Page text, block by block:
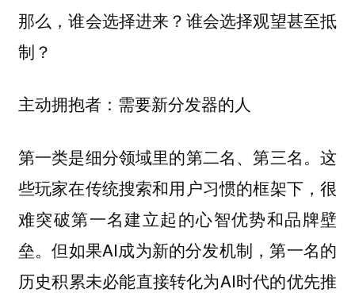
那么，谁会选择进来？谁会选择观望甚至抵
制？
主动拥抱者：需要新分发器的人
第一类是细分领域里的第二名、第三名。这
些玩家在传统搜索和用户习惯的框架下，很
难突破第一名建立起的心智优势和品牌壁
垒。但如果AI成为新的分发机制，第一名的
历史积累未必能直接转化为AI时代的优先推